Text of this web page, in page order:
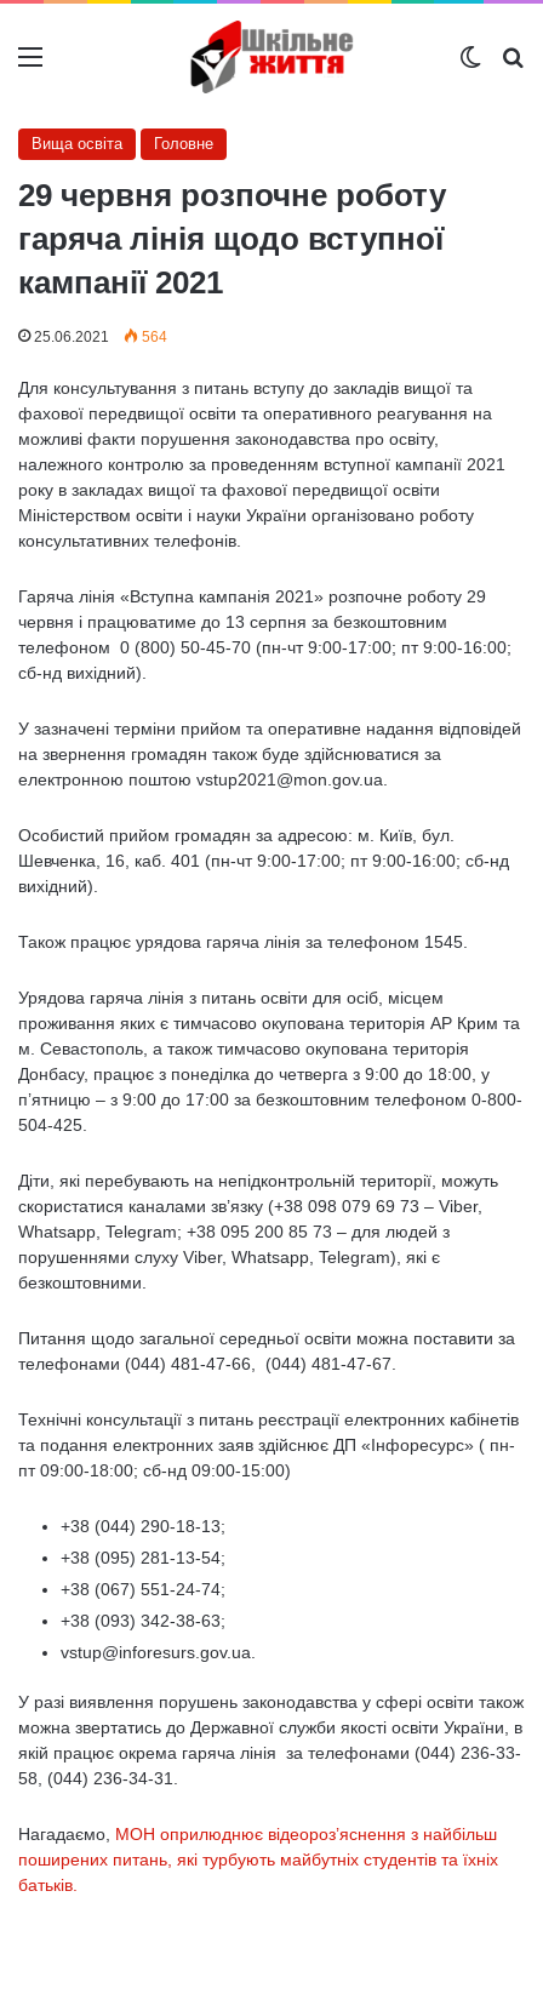
Меню
Вища освіта Головне
29 червня розпочне роботу
гаряча лінія щодо вступної
кампанії 2021
25.06.2021 564
Для консультування з питань вступу до закладів вищої та
фахової передвищої освіти та оперативного реагування на
можливі факти порушення законодавства про освіту,
належного контролю за проведенням вступної кампанії 2021
року в закладах вищої та фахової передвищої освіти
Міністерством освіти і науки України організовано роботу
консультативних телефонів.
Гаряча лінія «Вступна кампанія 2021» розпочне роботу 29
червня і працюватиме до 13 серпня за безкоштовним
телефоном 0 (800) 50-45-70 (пн-чт 9:00-17:00; пт 9:00-16:00;
сб-нд вихідний).
У зазначені терміни прийом та оперативне надання відповідей
на звернення громадян також буде здійснюватися за
електронною поштою vstup2021@mon.gov.ua.
Особистий прийом громадян за адресою: м. Київ, бул.
Шевченка, 16, каб. 401 (пн-чт 9:00-17:00; пт 9:00-16:00; сб-нд
вихідний).
Також працює урядова гаряча лінія за телефоном 1545.
Урядова гаряча лінія з питань освіти для осіб, місцем
проживання яких є тимчасово окупована територія АР Крим та
м. Севастополь, а також тимчасово окупована територія
Донбасу, працює з понеділка до четверга з 9:00 до 18:00, у
п’ятницю – з 9:00 до 17:00 за безкоштовним телефоном 0-800-
504-425.
Діти, які перебувають на непідконтрольній території, можуть
скористатися каналами зв’язку (+38 098 079 69 73 – Viber,
Whatsapp, Telegram; +38 095 200 85 73 – для людей з
порушеннями слуху Viber, Whatsapp, Telegram), які є
безкоштовними.
Питання щодо загальної середньої освіти можна поставити за
телефонами (044) 481-47-66, (044) 481-47-67.
Технічні консультації з питань реєстрації електронних кабінетів
та подання електронних заяв здійснює ДП «Інфоресурс» ( пн-
пт 09:00-18:00; сб-нд 09:00-15:00)
+38 (044) 290-18-13;
+38 (095) 281-13-54;
+38 (067) 551-24-74;
+38 (093) 342-38-63;
vstup@inforesurs.gov.ua.
У разі виявлення порушень законодавства у сфері освіти також
можна звертатись до Державної служби якості освіти України, в
якій працює окрема гаряча лінія за телефонами (044) 236-33-
58, (044) 236-34-31.
Нагадаємо, МОН оприлюднює відеороз’яснення з найбільш
поширених питань, які турбують майбутніх студентів та їхніх
батьків.